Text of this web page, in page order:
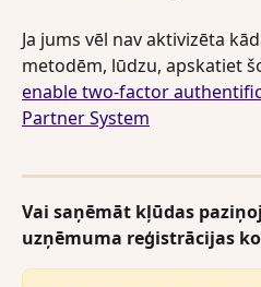
Ja jums vēl nav aktivizēta
metodēm, lūdzu, apskatiet
enable two-factor
Partner System
Vai saņēmāt kļūdas
uzņēmuma reģistrācijas